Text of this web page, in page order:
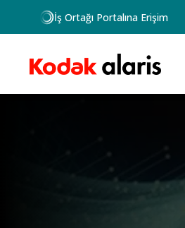
Ana içeriğe atla
İş Ortağı Portalına Erişim